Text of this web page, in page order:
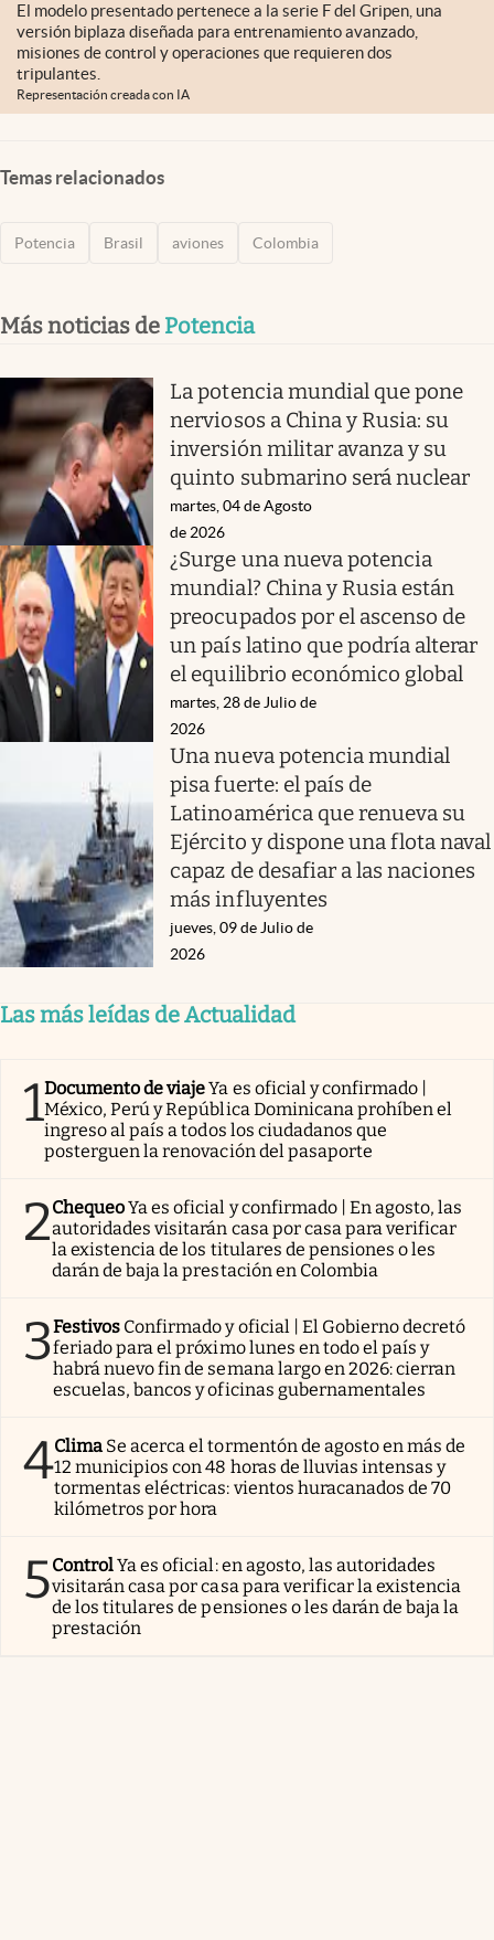
El modelo presentado pertenece a la serie F del Gripen, una
versión biplaza diseñada para entrenamiento avanzado,
misiones de control y operaciones que requieren dos
tripulantes.
Representación creada con IA
Temas relacionados
Potencia Brasil aviones Colombia
Más noticias de Potencia
La potencia mundial que pone
nerviosos a China y Rusia: su
inversión militar avanza y su
quinto submarino será nuclear
martes, 04 de Agosto
de 2026
¿Surge una nueva potencia
mundial? China y Rusia están
preocupados por el ascenso de
un país latino que podría alterar
el equilibrio económico global
martes, 28 de Julio de
2026
Una nueva potencia mundial
pisa fuerte: el país de
Latinoamérica que renueva su
Ejército y dispone una flota naval
capaz de desafiar a las naciones
más influyentes
jueves, 09 de Julio de
2026
Las más leídas de Actualidad
1Documento de viajeYa es oficial y confirmado |
México, Perú y República Dominicana prohíben el
ingreso al país a todos los ciudadanos que
posterguen la renovación del pasaporte
2ChequeoYa es oficial y confirmado | En agosto, las
autoridades visitarán casa por casa para verificar
la existencia de los titulares de pensiones o les
darán de baja la prestación en Colombia
3Festivos Confirmado y oficial | El Gobierno decretó
feriado para el próximo lunes en todo el país y
habrá nuevo fin de semana largo en 2026: cierran
escuelas, bancos y oficinas gubernamentales
4Clima Se acerca el tormentón de agosto en más de
12 municipios con 48 horas de lluvias intensas y
tormentas eléctricas: vientos huracanados de 70
kilómetros por hora
5ControlYa es oficial: en agosto, las autoridades
visitarán casa por casa para verificar la existencia
de los titulares de pensiones o les darán de baja la
prestación